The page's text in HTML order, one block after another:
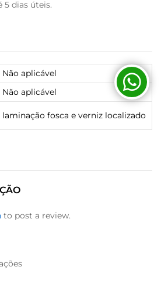
5 dias úteis.
Não aplicável
Não aplicável
laminação fosca e verniz localizado
to post a review.